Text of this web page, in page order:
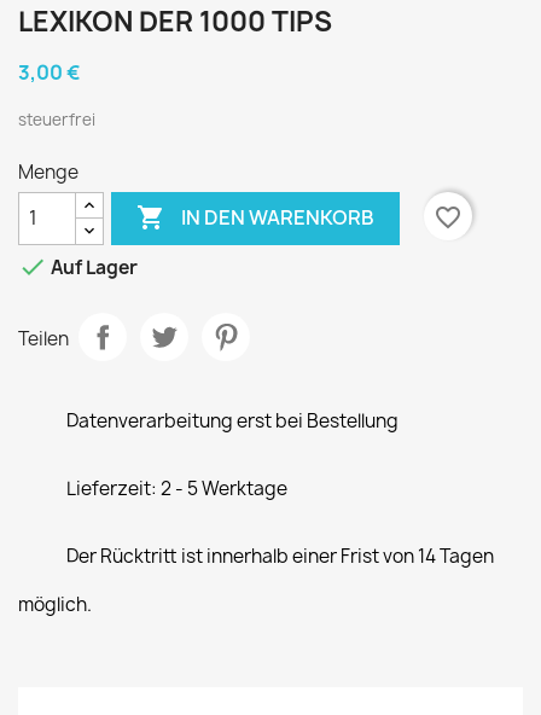
LEXIKON DER 1000 TIPS
3,00 €
steuerfrei
Menge
 IN DEN WARENKORB
favorite_border
 Auf Lager
Teilen
Datenverarbeitung erst bei Bestellung
Lieferzeit: 2 - 5 Werktage
Der Rücktritt ist innerhalb einer Frist von 14 Tagen
möglich.